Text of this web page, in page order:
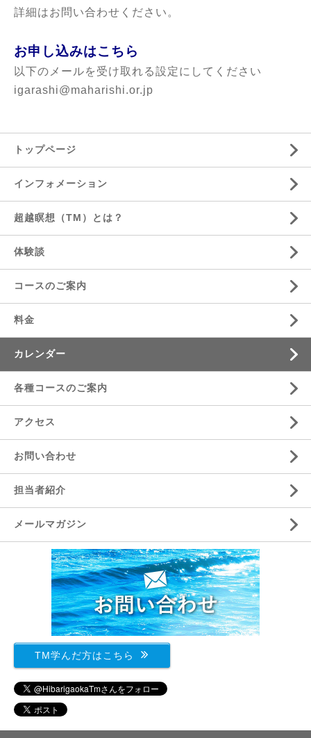
詳細はお問い合わせください。
お申し込みはこちら
以下のメールを受け取れる設定にしてください
igarashi@maharishi.or.jp
トップページ
インフォメーション
超越瞑想（TM）とは？
体験談
コースのご案内
料金
カレンダー
各種コースのご案内
アクセス
お問い合わせ
担当者紹介
メールマガジン
TM学んだ方はこちら